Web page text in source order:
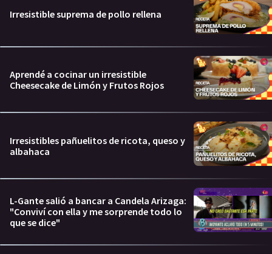
Irresistible suprema de pollo rellena
Aprendé a cocinar un irresistible
Cheesecake de Limón y Frutos Rojos
Irresistibles pañuelitos de ricota, queso y
albahaca
L-Gante salió a bancar a Candela Arizaga:
"Conviví con ella y me sorprende todo lo
que se dice"